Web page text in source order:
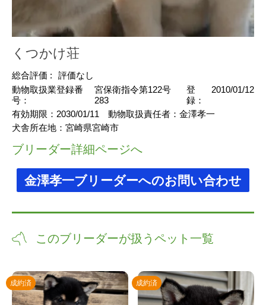
くつかけ荘
総合評価 :
評価なし
動物取扱業登録番
号：
宮保衛指令第122号
283
登
録：
2010/01/12
有効期限： 2030/01/11 動物取扱責任者： 金澤孝一
犬舎所在地： 宮崎県宮崎市
ブリーダー詳細ページへ
金澤孝一ブリーダーへのお問い合わせ
このブリーダーが扱うペット一覧
成約済 成約済